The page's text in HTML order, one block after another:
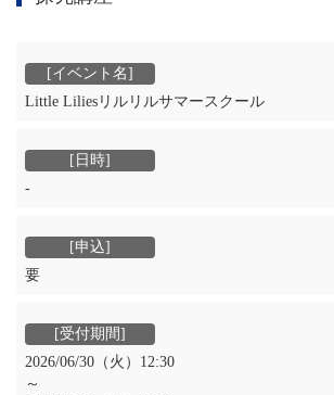
Little Liliesリルリルサマースクール
‐
要
2026/06/30（火）12:30
～